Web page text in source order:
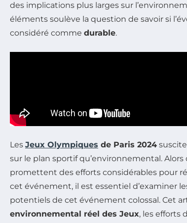
des implications plus larges sur
éléments soulève la question de savoir si
considéré comme durable.
Les Jeux Olympiques de Paris 2024
sur le plan sportif qu’environnemental.
promettent des efforts considérables pour
cet événement, il est essentiel d’examiner
potentiels de cet événement colossal. Cet
environnemental réel des Jeux, les efforts